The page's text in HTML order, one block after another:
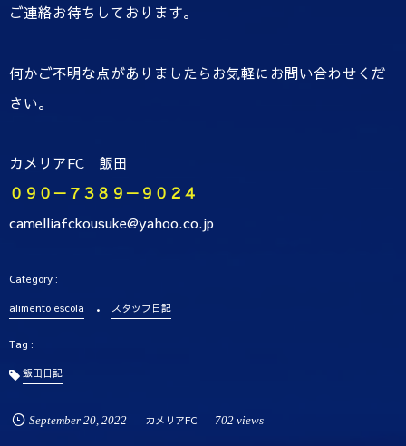
ご連絡お待ちしております。
何かご不明な点がありましたらお気軽にお問い合わせくだ
さい。
カメリアFC 飯田
０９０－７３８９－９０２４
camelliafckousuke@yahoo.co.jp
alimento escola スタッフ日記
飯田日記
September 20, 2022 カメリアFC 702 views